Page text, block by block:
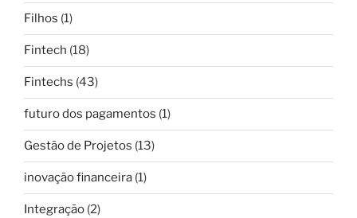
Filhos (1)
Fintech (18)
Fintechs (43)
futuro dos pagamentos (1)
Gestão de Projetos (13)
inovação financeira (1)
Integração (2)